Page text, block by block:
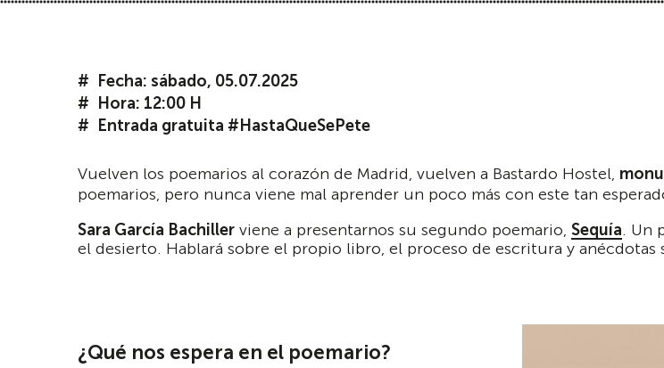
Fecha: sábado, 05.07.2025
Hora: 12:00 H
Entrada gratuita #HastaQueSePete
Vuelven los poemarios al corazón de Madrid, vuelven a Bastardo Hostel,
poemarios, pero nunca viene mal aprender un poco más con este tan
Sara García Bachiller viene a presentarnos su segundo poemario, Sequía. Un
el desierto. Hablará sobre el propio libro, el proceso de escritura y anécdotas
¿Qué nos espera en el poemario?